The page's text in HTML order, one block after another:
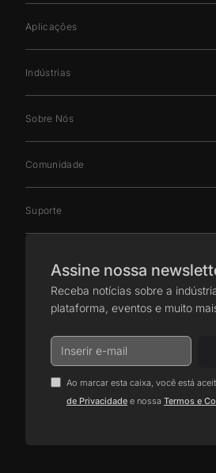
Aplicações
Indústrias
Sobre Nós
Comunidade
Suporte
Assine nossa
Receba notícias sobre a
plataforma, eventos e muito
Ao marcar esta caixa, você está
de Privacidade e nossa Termos e